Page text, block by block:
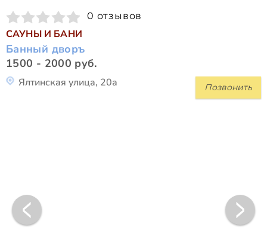
0 отзывов
САУНЫ И БАНИ
Банный дворъ
1500 - 2000 руб.
Позвонить
Ялтинская улица, 20а